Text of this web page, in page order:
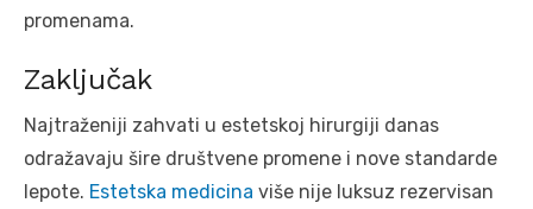
promenama.
Zaključak
Najtraženiji zahvati u estetskoj hirurgiji danas
odražavaju šire društvene promene i nove standarde
lepote. Estetska medicina više nije luksuz rezervisan